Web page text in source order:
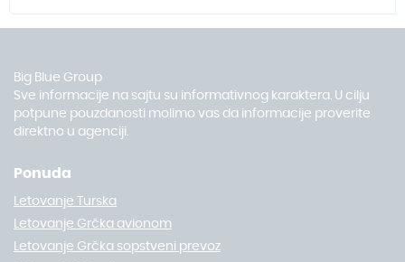
Big Blue Group
Sve informacije na sajtu su informativnog karaktera. U cilju
potpune pouzdanosti molimo vas da informacije proverite
direktno u agenciji.
Ponuda
Letovanje Turska
Letovanje Grčka avionom
Letovanje Grčka sopstveni prevoz